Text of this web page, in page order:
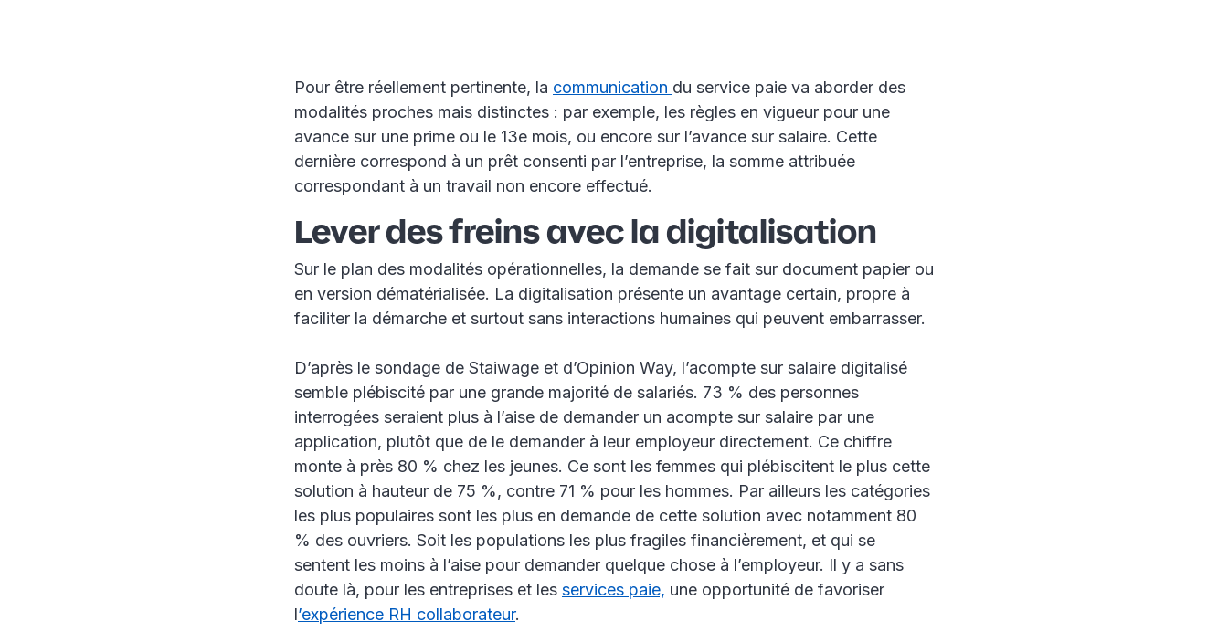
Pour être réellement pertinente, la communication du service paie va aborder des
modalités proches mais distinctes : par exemple, les règles en vigueur pour une
avance sur une prime ou le 13e mois, ou encore sur l’avance sur salaire. Cette
dernière correspond à un prêt consenti par l’entreprise, la somme attribuée
correspondant à un travail non encore effectué.
Lever des freins avec la digitalisation
Sur le plan des modalités opérationnelles, la demande se fait sur document papier ou
en version dématérialisée. La digitalisation présente un avantage certain, propre à
faciliter la démarche et surtout sans interactions humaines qui peuvent embarrasser.
D’après le sondage de Staiwage et d’Opinion Way, l’acompte sur salaire digitalisé
semble plébiscité par une grande majorité de salariés. 73 % des personnes
interrogées seraient plus à l’aise de demander un acompte sur salaire par une
application, plutôt que de le demander à leur employeur directement. Ce chiffre
monte à près 80 % chez les jeunes. Ce sont les femmes qui plébiscitent le plus cette
solution à hauteur de 75 %, contre 71 % pour les hommes. Par ailleurs les catégories
les plus populaires sont les plus en demande de cette solution avec notamment 80
% des ouvriers. Soit les populations les plus fragiles financièrement, et qui se
sentent les moins à l’aise pour demander quelque chose à l’employeur. Il y a sans
doute là, pour les entreprises et les services paie, une opportunité de favoriser
l’expérience RH collaborateur.